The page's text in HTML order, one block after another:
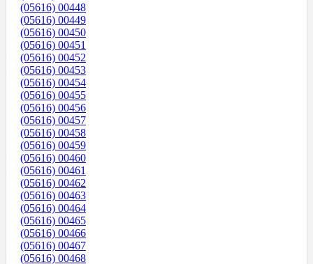
(05616) 00448
(05616) 00449
(05616) 00450
(05616) 00451
(05616) 00452
(05616) 00453
(05616) 00454
(05616) 00455
(05616) 00456
(05616) 00457
(05616) 00458
(05616) 00459
(05616) 00460
(05616) 00461
(05616) 00462
(05616) 00463
(05616) 00464
(05616) 00465
(05616) 00466
(05616) 00467
(05616) 00468